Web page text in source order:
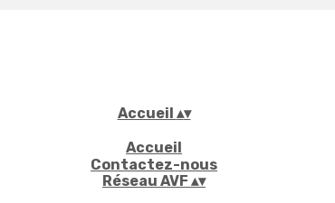
Accueil ▴▾
Accueil
Contactez-nous
Réseau AVF ▴▾